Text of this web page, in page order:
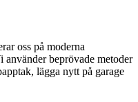
oss på moderna
beprövade metoder
lägga nytt på garage